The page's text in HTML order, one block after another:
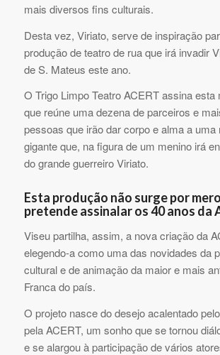
mais diversos fins culturais.
Desta vez, Viriato, serve de inspiração
produção de teatro de rua que irá invadir
de S. Mateus este ano.
O Trigo Limpo Teatro ACERT assina esta
que reúne uma dezena de parceiros e
pessoas que irão dar corpo e alma a uma
gigante que, na figura de um menino irá
do grande guerreiro Viriato.
Esta produção não surge por
pretende assinalar os 40 anos da
Viseu partilha, assim, a nova criação da
elegendo-a como uma das novidades da
cultural e de animação da maior e mais
Franca do país.
O projeto nasce do desejo acalentado
pela ACERT, um sonho que se tornou
e se alargou à participação de vários